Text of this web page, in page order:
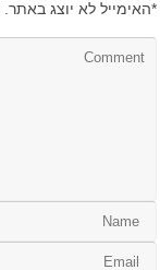
האימייל לא יוצג באתר.*